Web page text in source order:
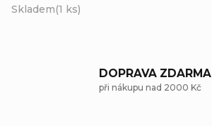
Skladem(1 ks)
DOPRAVA ZDARMA
při nákupu nad 2000 Kč